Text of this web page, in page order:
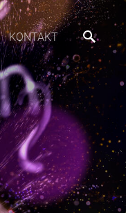
KONTAKT